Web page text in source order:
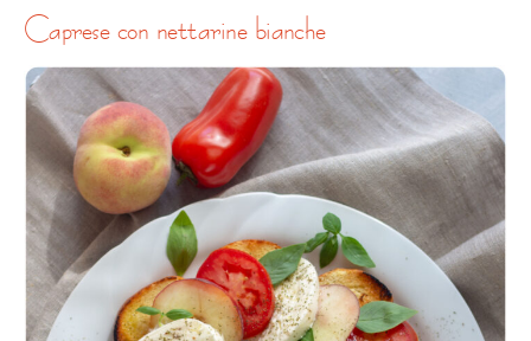
caprese con nettarine bianche